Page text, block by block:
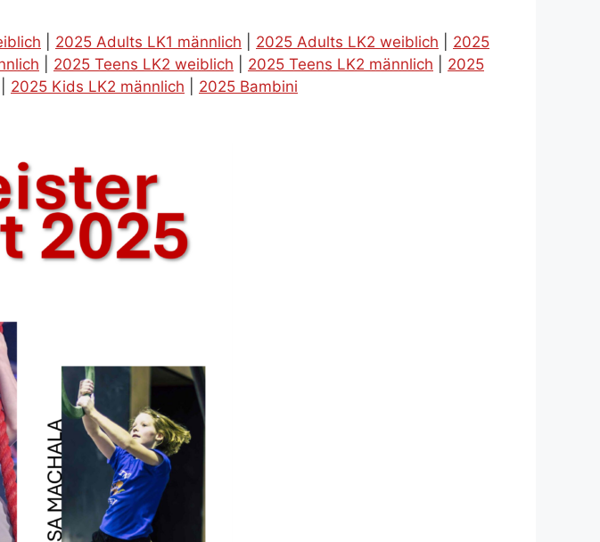
2025 Adults LK1 männlich 2025 Adults LK2 weiblich
2025
2025 Teens LK2 weiblich 2025 Teens LK2 männlich
2025
2025 Kids LK2 männlich 2025 Bambini